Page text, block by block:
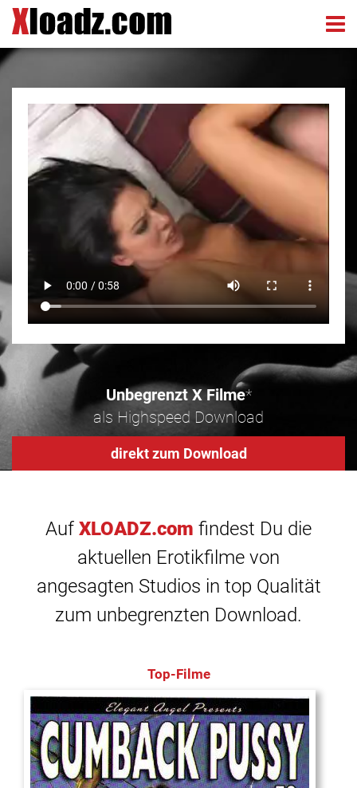
Unbegrenzt X Filme*
als Highspeed Download
direkt zum Download
Auf XLOADZ.com findest Du die
aktuellen Erotikfilme von
angesagten Studios in top Qualität
zum unbegrenzten Download.
Top-Filme